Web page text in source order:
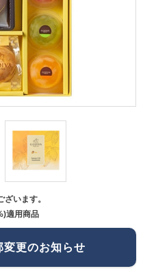
います。
適用商品
変更のお知らせ